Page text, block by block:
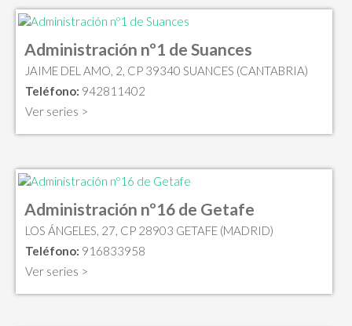
Administración nº1 de Suances
JAIME DEL AMO, 2, CP 39340 SUANCES (CANTABRIA)
Teléfono: 942811402
Ver series >
Administración nº16 de Getafe
LOS ÁNGELES, 27, CP 28903 GETAFE (MADRID)
Teléfono: 916833958
Ver series >